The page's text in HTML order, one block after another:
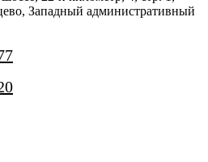
страницеЗападный административный